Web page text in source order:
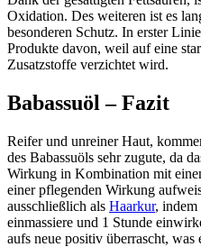
Oxidation. Des weiteren ist es
besonderen Schutz. In erster
Produkte davon, weil auf eine
Zusatzstoffe verzichtet wird.
Babassuöl – Fazit
Reifer und unreiner Haut,
des Babassuöls sehr zugute, da
Wirkung in Kombination mit
einer pflegenden Wirkung
ausschließlich als Haarkur, indem
einmassiere und 1 Stunde
aufs neue positiv überrascht,